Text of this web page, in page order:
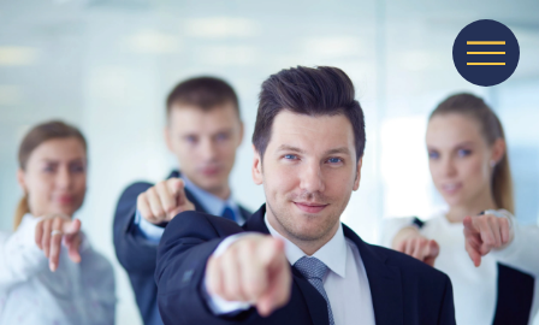
展開或收